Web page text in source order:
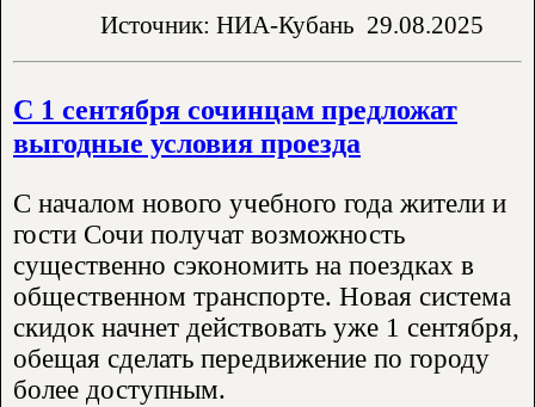
Источник: НИА-Кубань 29.08.2025
С 1 сентября сочинцам предложат
выгодные условия проезда
С началом нового учебного года жители и
гости Сочи получат возможность
существенно сэкономить на поездках в
общественном транспорте. Новая система
скидок начнет действовать уже 1 сентября,
обещая сделать передвижение по городу
более доступным.